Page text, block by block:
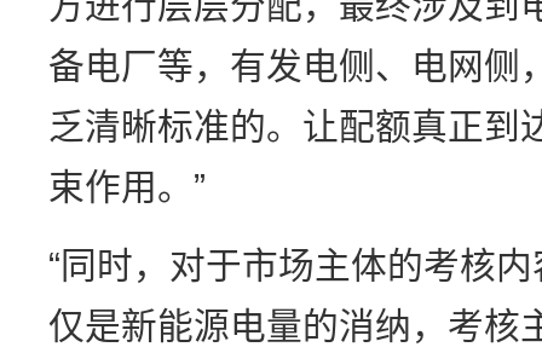
备电厂等，有发电侧、电网侧
乏清晰标准的。让配额真正到
束作用。”
“同时，对于市场主体的考核
仅是新能源电量的消纳，考核